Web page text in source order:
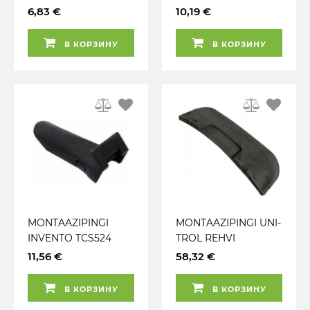
PLASTIK M111 M130
6,83 €
В КОРЗИНУ
INVENTO TCS524
PLASTKATTED
10,19 €
В КОРЗИНУ
MONTAAZIPINGI
INVENTO TCS524
TÖÖPLAADI KÄPA
11,56 €
В КОРЗИНУ
MONTAAZIPINGI UNI-
TROL REHVI
LAHTISURUJA
58,32 €
В КОРЗИНУ